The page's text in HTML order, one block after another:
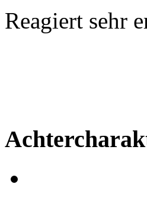
Reagiert sehr